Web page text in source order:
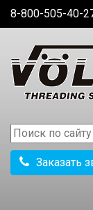
8-800-505-40-
Заказать